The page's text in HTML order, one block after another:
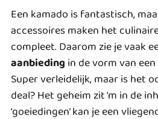
Een kamado is fantastisch,
accessoires maken het
compleet. Daarom zie je vaak
aanbieding in de vorm van
Super verleidelijk, maar is het
deal? Het geheim zit ‘m in de
‘goeiedingen’ kan je een